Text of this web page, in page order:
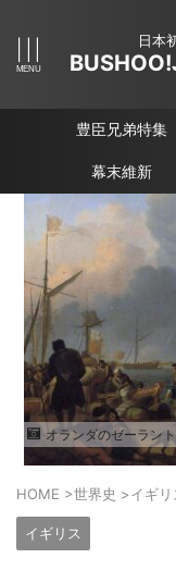
日本
豊臣兄弟特集
幕末維新
オランダのゼーラン
HOME >世界史 >イギリ
イギリス